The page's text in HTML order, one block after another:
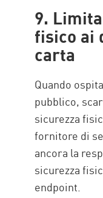
9.
fisico ai
carta
Quando
pubblico,
sicurezza
fornitore di
ancora la
sicurezza
endpoint.